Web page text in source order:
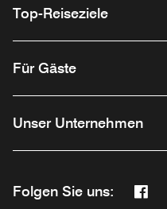
Top-Reiseziele
Für Gäste
Unser Unternehmen
Folgen Sie uns: